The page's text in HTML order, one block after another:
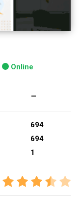
Online
-
694
694
1